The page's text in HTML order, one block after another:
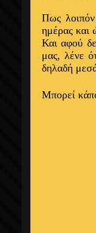
Πως λοιπόν
ημέρας και
Καιαφού
μας, λένε
δηλαδή
Μπορεί